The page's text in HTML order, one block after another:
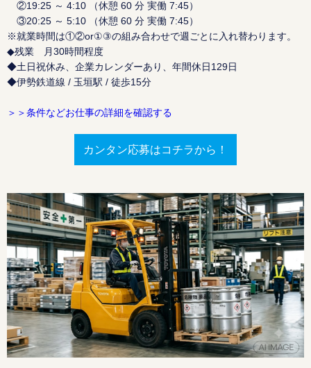
②19:25 ～ 4:10 （休憩 60 分 実働 7:45）
③20:25 ～ 5:10 （休憩 60 分 実働 7:45）
※就業時間は①②or①③の組み合わせで週ごとに入れ替わります。
◆残業 月30時間程度
◆土日祝休み、企業カレンダーあり、年間休日129日
◆伊勢鉄道線 / 玉垣駅 / 徒歩15分
＞＞条件などお仕事の詳細を確認する
カンタン応募はコチラから！